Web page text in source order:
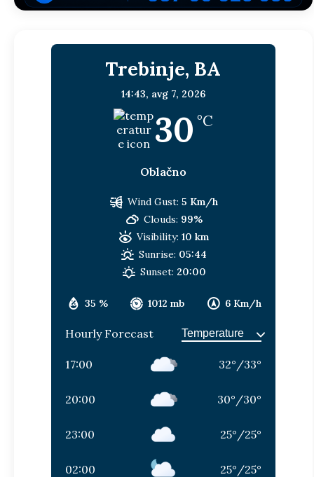
Trebinje, BA
14:43, avg 7, 2026
30 °C
Oblačno
35 % 1012 mb 6 Km/h
Wind Gust: 5 Km/h
Clouds: 99%
Visibility: 10 km
Sunrise: 05:44
Sunset: 20:00
Hourly Forecast
17:00 32° /33°
20:00 30° /30°
23:00 25° /25°
02:00 25° /25°